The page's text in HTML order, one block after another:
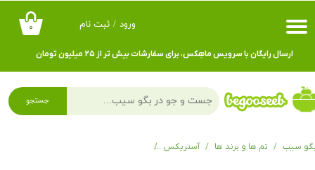
۰ ورود / ثبت نام
حساب کاربری من
تغییر گذر واژه
سفارشات
ارسال رایگان با سرویس ماهِکس، برای سفارشات بیش تر از ۲۵ میلیون تومان
جستجو
سیب تم ها و برند ها آستریکس